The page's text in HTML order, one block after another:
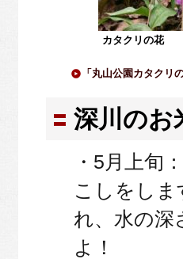
カタクリの花
「丸山公園カタクリ
深川のお
・5月上旬
こしをし
れ、水の深
よ！